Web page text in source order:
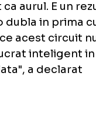
in ultima
mai
locul al
sezonului din
sunt ca aurul.